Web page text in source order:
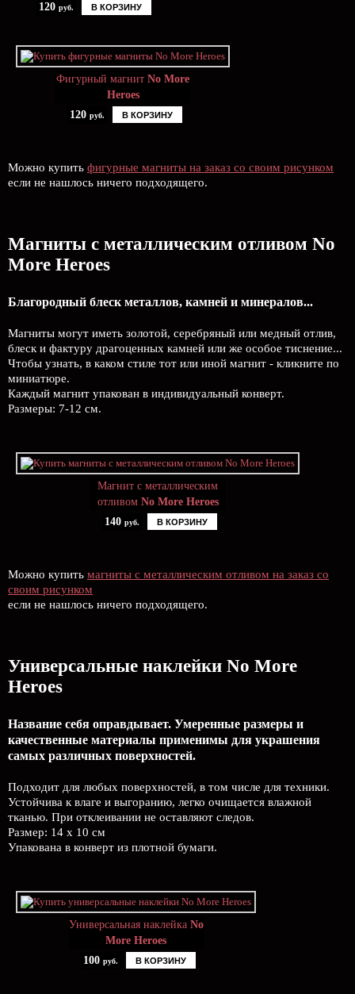
120 руб. В КОРЗИНУ
Фигурный магнит No More
Heroes
120 руб. В КОРЗИНУ
Можно купить фигурные магниты на заказ со своим рисунком
если не нашлось ничего подходящего.
Магниты с металлическим отливом No
More Heroes
Благородный блеск металлов, камней и минералов...
Магниты могут иметь золотой, серебряный или медный отлив,
блеск и фактуру драгоценных камней или же особое тиснение...
Чтобы узнать, в каком стиле тот или иной магнит - кликните по
миниатюре.
Каждый магнит упакован в индивидуальный конверт.
Размеры: 7-12 см.
Магнит с металлическим
отливом No More Heroes
140 руб. В КОРЗИНУ
Можно купить магниты с металлическим отливом на заказ со
своим рисунком
если не нашлось ничего подходящего.
Универсальные наклейки No More
Heroes
Название себя оправдывает. Умеренные размеры и
качественные материалы применимы для украшения
самых различных поверхностей.
Подходит для любых поверхностей, в том числе для техники.
Устойчива к влаге и выгоранию, легко очищается влажной
тканью. При отклеивании не оставляют следов.
Размер: 14 х 10 см
Упакована в конверт из плотной бумаги.
Универсальная наклейка No
More Heroes
100 руб. В КОРЗИНУ